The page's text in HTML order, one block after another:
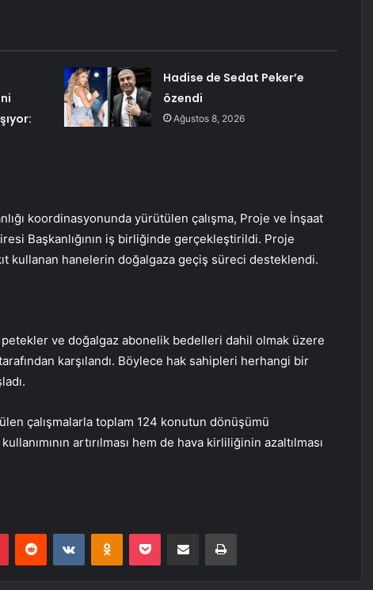
Hadise de Sedat Peker’e
özendi
Ağustos 8, 2026
koordinasyonunda yürütülen çalışma, Proje ve İnşaat
Başkanlığının iş birliğinde gerçekleştirildi. Proje
kullanan hanelerin doğalgaza geçiş süreci desteklendi.
ve doğalgaz abonelik bedelleri dahil olmak üzere
karşılandı. Böylece hak sahipleri herhangi bir
çalışmalarla toplam 124 konutun dönüşümü
artırılması hem de hava kirliliğinin azaltılması
PinterestReddit VKontakteOdnoklassniki
Pocket E-Posta ile paylaş Yazdır